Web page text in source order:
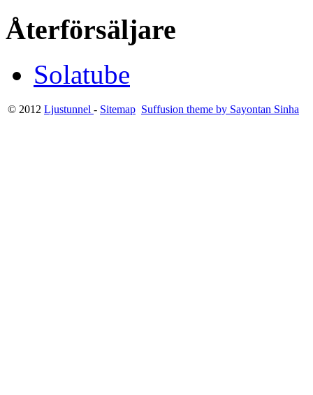
Återförsäljare
Solatube
© 2012 Ljustunnel - Sitemap Suffusion theme by Sayontan Sinha